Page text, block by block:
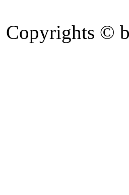
Copyrights ©